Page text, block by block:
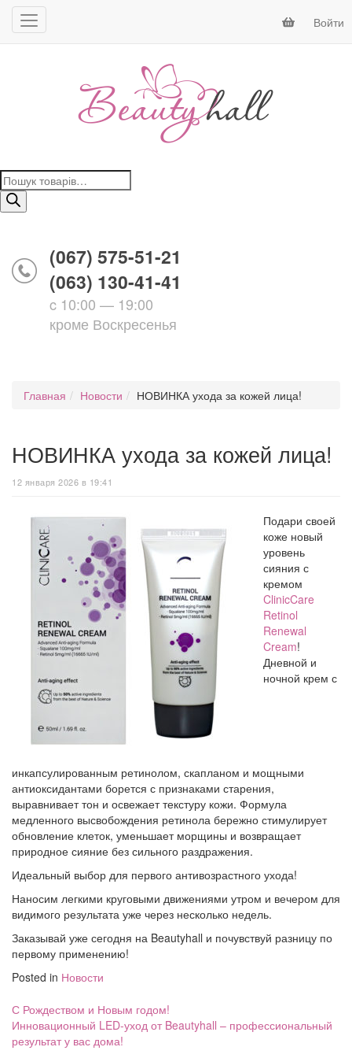
Войти
Поиск
товаров
(067) 575-51-21
(063) 130-41-41
c 10:00 — 19:00
кроме Воскресенья
Главная Новости НОВИНКА ухода за кожей лица!
НОВИНКА ухода за кожей лица!
12 января 2026 в 19:41
Подари своей
коже новый
уровень
сияния с
кремом
ClinicCare
Retinol
Renewal
Cream!
Дневной и
ночной крем с
инкапсулированным ретинолом, скапланом и мощными
антиоксидантами борется с признаками старения,
выравнивает тон и освежает текстуру кожи. Формула
медленного высвобождения ретинола бережно стимулирует
обновление клеток, уменьшает морщины и возвращает
природное сияние без сильного раздражения.
Идеальный выбор для первого антивозрастного ухода!
Наносим легкими круговыми движениями утром и вечером для
видимого результата уже через несколько недель.
Заказывай уже сегодня на Beautyhall и почувствуй разницу по
первому применению!
Posted in Новости
Навигация
по
записям
С Рождеством и Новым годом!
Инновационный LED-уход от Beautyhall – профессиональный
результат у вас дома!